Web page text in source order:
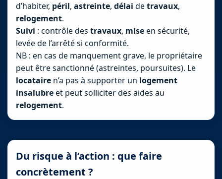
d’habiter, péril, astreinte, délai detravaux,
relogement.
Suivi : contrôle des travaux, miseen sécurité,
levée de l’arrêté si conformité.
NB : en cas de manquement grave, le propriétaire
peut être sanctionné (astreintes, poursuites). Le
locataire n’a pas à supporter un logement
insalubreet peut solliciter des aides au
relogement.
Du risque à l’action : que faire
concrètement ?